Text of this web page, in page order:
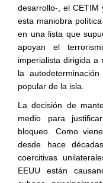
desarrollo-, el CETIM
esta maniobra
en una lista que
apoyan el
imperialista dirigida a
la
popular de la isla.
La decisión de
medio para
bloqueo. Como
desde hace
coercitivas
EEUU están